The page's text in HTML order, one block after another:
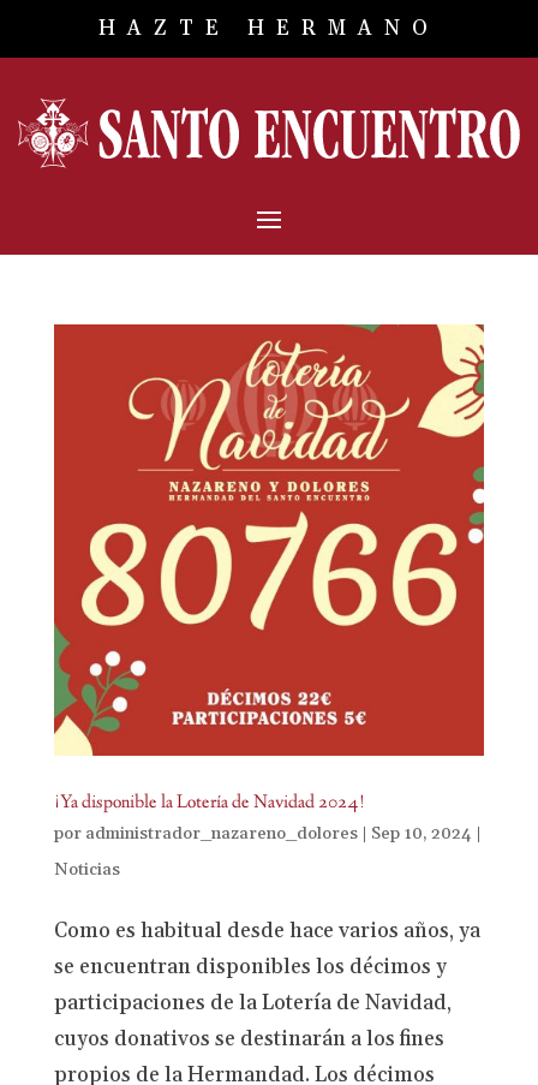
HAZTE HERMANO
¡Ya disponible la Lotería de Navidad 2024!
por administrador_nazareno_dolores| Sep 10, 2024 |
Noticias
Como es habitual desde hace varios años, ya
se encuentran disponibles los décimos y
participaciones de la Lotería de Navidad,
cuyos donativos se destinarán a los fines
propios de la Hermandad. Los décimos